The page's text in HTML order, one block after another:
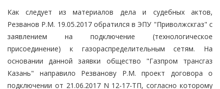
Как следует из материалов дела и судебных актов,
Резванов Р.М. 19.05.2017 обратился в ЭПУ "Приволжскгаз" с
заявлением на подключение (технологическое
присоединение) к газораспределительным сетям. На
основании данной заявки общество "Газпром трансгаз
Казань" направило Резванову Р.М. проект договора о
подключении от 21.06.2017 N 12-17-ТП, согласно которому